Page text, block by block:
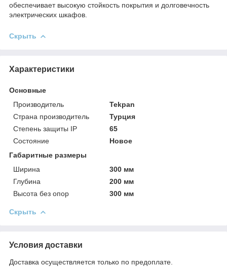
обеспечивает высокую стойкость покрытия и долговечность
электрических шкафов.
Скрыть
Характеристики
Основные
Производитель
Tekpan
Страна производитель
Турция
Степень защиты IP
65
Состояние
Новое
Габаритные размеры
Ширина
300 мм
Глубина
200 мм
Высота без опор
300 мм
Скрыть
Условия доставки
Доставка осуществляется только по предоплате.